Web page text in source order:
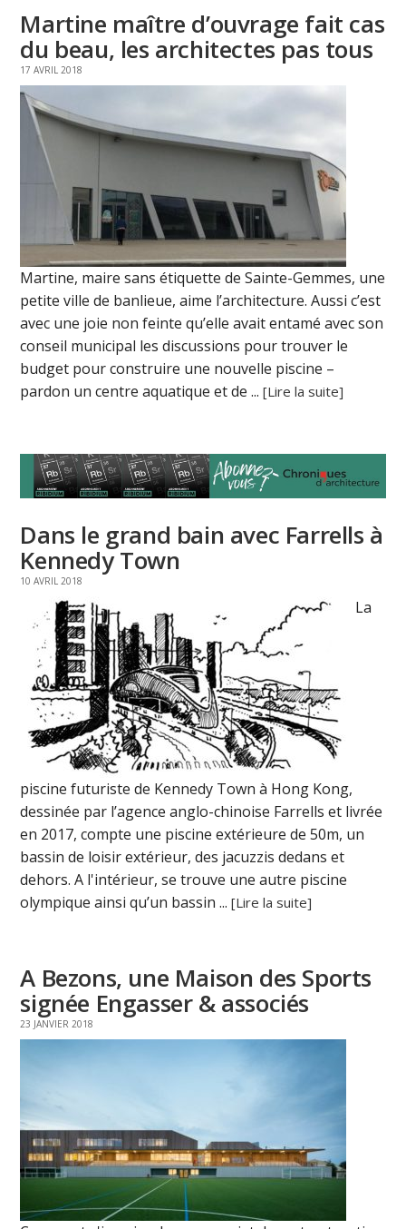
Martine maître d’ouvrage fait cas
du beau, les architectes pas tous
17 AVRIL 2018
Martine, maire sans étiquette de Sainte-Gemmes, une
petite ville de banlieue, aime l’architecture. Aussi c’est
avec une joie non feinte qu’elle avait entamé avec son
conseil municipal les discussions pour trouver le
budget pour construire une nouvelle piscine –
pardon un centre aquatique et de ...[Lire la suite]
Dans le grand bain avec Farrells à
Kennedy Town
10 AVRIL 2018
La
piscine futuriste de Kennedy Town à Hong Kong,
dessinée par l’agence anglo-chinoise Farrells et livrée
en 2017, compte une piscine extérieure de 50m, un
bassin de loisir extérieur, des jacuzzis dedans et
dehors. A l'intérieur, se trouve une autre piscine
olympique ainsi qu’un bassin ...[Lire la suite]
A Bezons, une Maison des Sports
signée Engasser & associés
23 JANVIER 2018